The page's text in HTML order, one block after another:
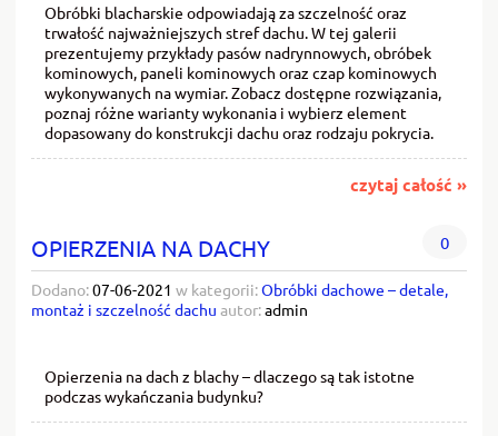
Obróbki blacharskie odpowiadają za szczelność oraz
trwałość najważniejszych stref dachu. W tej galerii
prezentujemy przykłady pasów nadrynnowych, obróbek
kominowych, paneli kominowych oraz czap kominowych
wykonywanych na wymiar. Zobacz dostępne rozwiązania,
poznaj różne warianty wykonania i wybierz element
dopasowany do konstrukcji dachu oraz rodzaju pokrycia.
czytaj całość »
OPIERZENIA NA DACHY 0
Dodano:07-06-2021 w kategorii:Obróbki dachowe – detale,
montaż i szczelność dachu autor:admin
Opierzenia na dach z blachy – dlaczego są tak istotne
podczas wykańczania budynku?